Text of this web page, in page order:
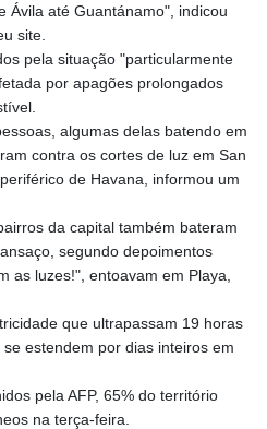
Ávila até Guantánamo", indicou
site.
pela situação "particularmente
por apagões prolongados
algumas delas batendo em
contra os cortes de luz em San
de Havana, informou um
da capital também bateram
segundo depoimentos
as luzes!", entoavam em Playa,
que ultrapassam 19 horas
estendem por dias inteiros em
pela AFP, 65% do território
na terça-feira.